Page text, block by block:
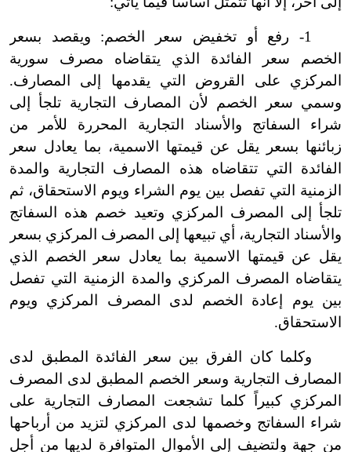
1- رفع أو تخفيض سعر الخصم: ويقصد بسعر
الخصم سعر الفائدة الذي يتقاضاه مصرف سورية
المركزي على القروض التي يقدمها إلى المصارف.
وسمي سعر الخصم لأن المصارف التجارية تلجأ إلى
شراء السفاتج والأسناد التجارية المحررة للأمر من
زبائنها بسعر يقل عن قيمتها الاسمية، بما يعادل سعر
الفائدة التي تتقاضاه هذه المصارف التجارية والمدة
الزمنية التي تفصل بين يوم الشراء ويوم الاستحقاق، ثم
تلجأ إلى المصرف المركزي وتعيد خصم هذه السفاتج
والأسناد التجارية، أي تبيعها إلى المصرف المركزي بسعر
يقل عن قيمتها الاسمية بما يعادل سعر الخصم الذي
يتقاضاه المصرف المركزي والمدة الزمنية التي تفصل
بين يوم إعادة الخصم لدى المصرف المركزي ويوم
الاستحقاق.
وكلما كان الفرق بين سعر الفائدة المطبق لدى
المصارف التجارية وسعر الخصم المطبق لدى المصرف
المركزي كبيراً كلما تشجعت المصارف التجارية على
شراء السفاتج وخصمها لدى المركزي لتزيد من أرباحها
من جهة ولتضيف إلى الأموال المتوافرة لديها من أجل